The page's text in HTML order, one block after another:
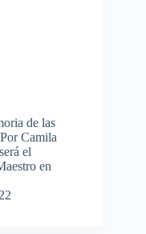
de las
Camila
el
en